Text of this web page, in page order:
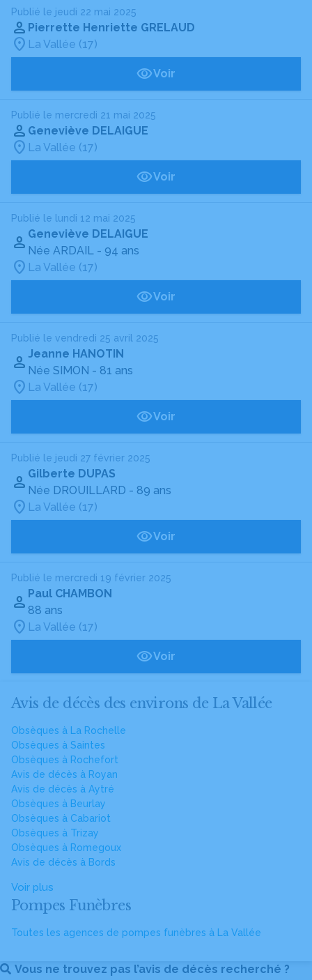
Publié le jeudi 22 mai 2025
Pierrette Henriette GRELAUD
La Vallée (17)
Voir
Publié le mercredi 21 mai 2025
Geneviève DELAIGUE
La Vallée (17)
Voir
Publié le lundi 12 mai 2025
Geneviève DELAIGUE
Née ARDAIL - 94 ans
La Vallée (17)
Voir
Publié le vendredi 25 avril 2025
Jeanne HANOTIN
Née SIMON - 81 ans
La Vallée (17)
Voir
Publié le jeudi 27 février 2025
Gilberte DUPAS
Née DROUILLARD - 89 ans
La Vallée (17)
Voir
Publié le mercredi 19 février 2025
Paul CHAMBON
88 ans
La Vallée (17)
Voir
Avis de décès des environs de La Vallée
Obsèques à La Rochelle
Obsèques à Saintes
Obsèques à Rochefort
Avis de décès à Royan
Avis de décès à Aytré
Obsèques à Beurlay
Obsèques à Cabariot
Obsèques à Trizay
Obsèques à Romegoux
Avis de décès à Bords
Voir plus
Pompes Funèbres
Toutes les agences de pompes funèbres à La Vallée
Vous ne trouvez pas l’avis de décès recherché ?